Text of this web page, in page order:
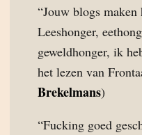
“Jouw blogs maken
Leeshonger,
geweldhonger, ik
het lezen van
Brekelmans)
“Fucking goed